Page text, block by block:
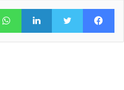
فيسبوك تويتر